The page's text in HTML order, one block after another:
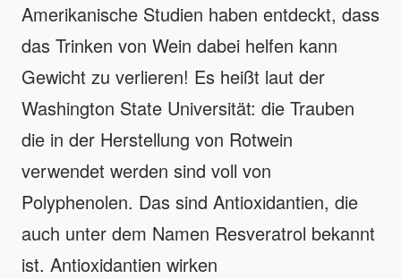
Amerikanische Studien haben entdeckt, dass
das Trinken von Wein dabei helfen kann
Gewicht zu verlieren! Es heißt laut der
Washington State Universität: die Trauben
die in der Herstellung von Rotwein
verwendet werden sind voll von
Polyphenolen. Das sind Antioxidantien, die
auch unter dem Namen Resveratrol bekannt
ist. Antioxidantien wirken